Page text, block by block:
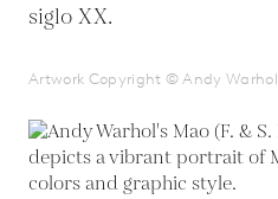
siglo XX.
Artwork Copyright © Andy Warhol